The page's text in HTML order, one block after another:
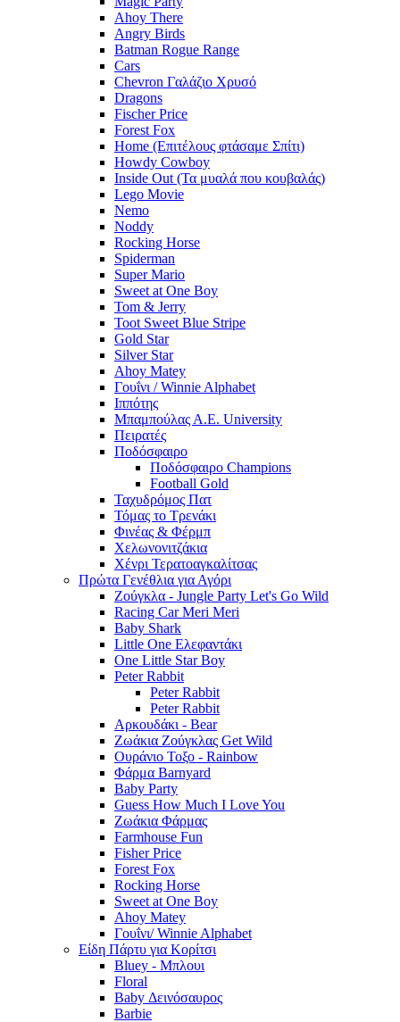
Ahoy There
Angry Birds
Batman Rogue Range
Cars
Chevron Γαλάζιο Χρυσό
Dragons
Fischer Price
Forest Fox
Home (Επιτέλους φτάσαμε Σπίτι)
Howdy Cowboy
Inside Out (Τα μυαλά που κουβαλάς)
Lego Movie
Nemo
Noddy
Rocking Horse
Spiderman
Super Mario
Sweet at One Boy
Tom & Jerry
Toot Sweet Blue Stripe
Gold Star
Silver Star
Ahoy Matey
Γουΐνι / Winnie Alphabet
Ιππότης
Μπαμπούλας Α.Ε. University
Πειρατές
Ποδόσφαιρο
Ποδόσφαιρο Champions
Football Gold
Ταχυδρόμος Πατ
Τόμας το Τρενάκι
Φινέας & Φέρμπ
Χελωνονιτζάκια
Χένρι Τερατοαγκαλίτσας
Πρώτα Γενέθλια για Αγόρι
Ζούγκλα - Jungle Party Let's Go Wild
Racing Car Meri Meri
Baby Shark
Little One Ελεφαντάκι
One Little Star Boy
Peter Rabbit
Peter Rabbit
Peter Rabbit
Αρκουδάκι - Bear
Ζωάκια Ζούγκλας Get Wild
Ουράνιο Τοξο - Rainbow
Φάρμα Barnyard
Baby Party
Guess How Much I Love You
Ζωάκια Φάρμας
Farmhouse Fun
Fisher Price
Forest Fox
Rocking Horse
Sweet at One Boy
Ahoy Matey
Γουΐνι/ Winnie Alphabet
Είδη Πάρτυ για Κορίτσι
Bluey - Μπλουι
Floral
Baby Δεινόσαυρος
Barbie